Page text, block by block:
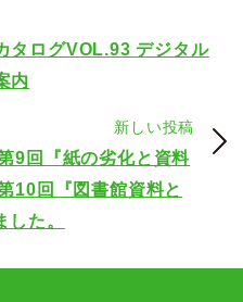
タログVOL.93 デジタル
内
新しい投稿
9回『紙の劣化と資料
10回『図書館資料と
た。